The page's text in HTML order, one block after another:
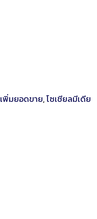
เพิ่มยอดขาย,โซเชียลมีเดีย